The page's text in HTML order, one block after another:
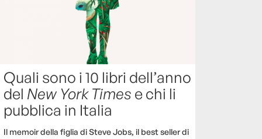
Quali sono i 10 libri dell’anno
del New York Times e chi li
pubblica in Italia
Il memoir della figlia di Steve Jobs, il best seller di